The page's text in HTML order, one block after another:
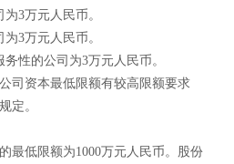
3万元人民币。
3万元人民币。
性的公司为3万元人民币。
资本最低限额有较高限额要求
定。
低限额为1000万元人民币。股份